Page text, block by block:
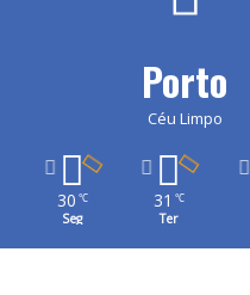
Porto
Céu Limpo
30 ℃
Seg
31 ℃
Ter